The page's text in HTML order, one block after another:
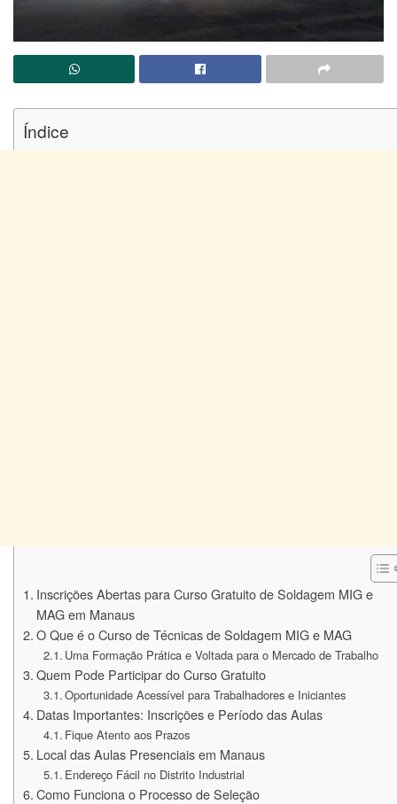
Índice
Inscrições Abertas para Curso Gratuito de Soldagem MIG e
MAG em Manaus
O Que é o Curso de Técnicas de Soldagem MIG e MAG
Uma Formação Prática e Voltada para o Mercado de Trabalho
Quem Pode Participar do Curso Gratuito
Oportunidade Acessível para Trabalhadores e Iniciantes
Datas Importantes: Inscrições e Período das Aulas
Fique Atento aos Prazos
Local das Aulas Presenciais em Manaus
Endereço Fácil no Distrito Industrial
Como Funciona o Processo de Seleção